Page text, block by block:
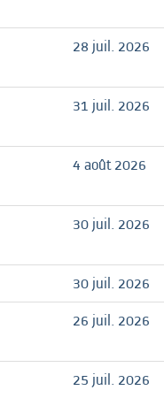
28 juil. 2026
31 juil. 2026
4 août 2026
30 juil. 2026
30 juil. 2026
26 juil. 2026
25 juil. 2026